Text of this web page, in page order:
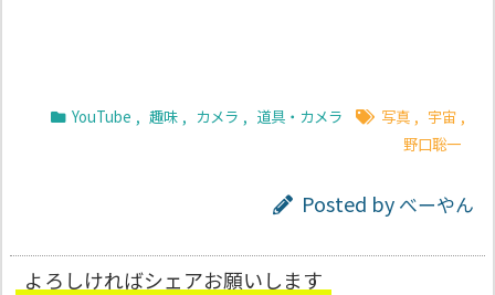
YouTube , 趣味 , カメラ , 道具・カメラ 写真 , 宇宙 ,
野口聡一
Posted by べーやん
よろしければシェアお願いします